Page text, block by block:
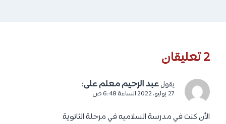
2 تعليقان
يقول عبد الرحيم معلم على:
27 يوليو، 2022 الساعة 6:48 ص
الأن كنت في مدرسة السلاميه في مرحلة الثانوية